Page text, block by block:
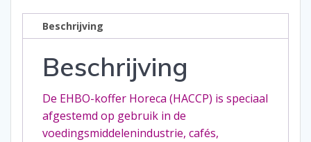
Beschrijving
Beschrijving
De EHBO-koffer Horeca (HACCP) is speciaal
afgestemd op gebruik in de
voedingsmiddelenindustrie, cafés,